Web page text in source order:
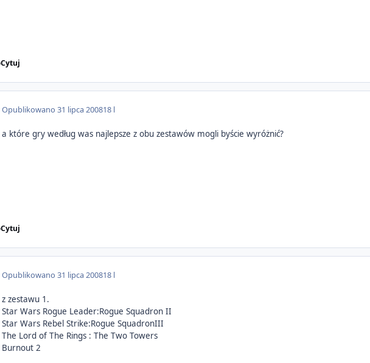
Cytuj
Opublikowano31 lipca 200818 l
a które gry według was najlepsze z obu zestawów mogli byście wyróżnić?
Cytuj
Opublikowano31 lipca 200818 l
z zestawu 1.
Star Wars Rogue Leader:Rogue Squadron II
Star Wars Rebel Strike:Rogue SquadronIII
The Lord of The Rings : The Two Towers
Burnout 2